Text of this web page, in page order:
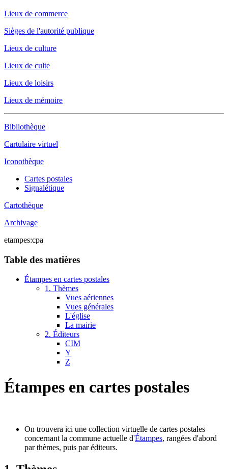
Lieux de commerce
Sièges de l'autorité publique
Lieux de culture
Lieux de culte
Lieux de loisirs
Lieux de mémoire
Bibliothèque
Cartulaire virtuel
Iconothèque
Cartes postales
Signalétique
Cartothèque
Archivage
etampes:cpa
Table des matières
Étampes en cartes postales
1. Thèmes
Vues aériennes
Vues générales
L'église
La mairie
2. Éditeurs
CIM
Y
Z
Étampes en cartes postales
On trouvera ici une collection virtuelle de cartes postales
concernant la commune actuelle d'Étampes, rangées d'abord
par thèmes, puis par éditeurs.